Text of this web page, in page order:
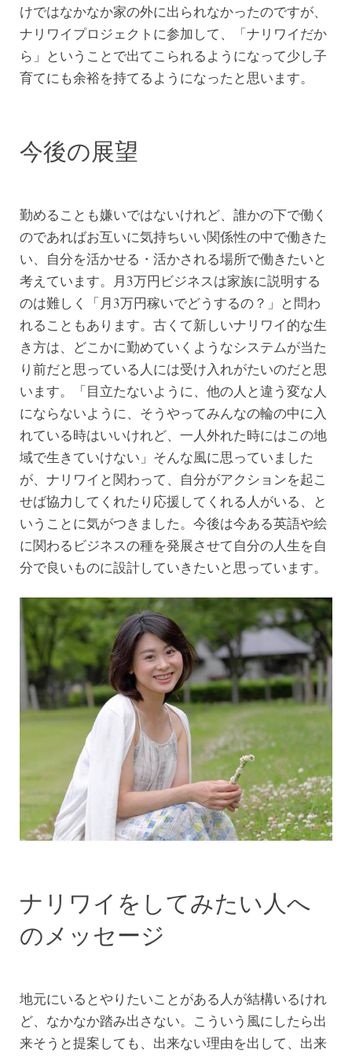
けではなかなか家の外に出られなかったのですが、
ナリワイプロジェクトに参加して、「ナリワイだか
ら」ということで出てこられるようになって少し子
育てにも余裕を持てるようになったと思います。
今後の展望
勤めることも嫌いではないけれど、誰かの下で働く
のであればお互いに気持ちいい関係性の中で働きた
い、自分を活かせる・活かされる場所で働きたいと
考えています。月3万円ビジネスは家族に説明する
のは難しく「月3万円稼いでどうするの？」と問わ
れることもあります。古くて新しいナリワイ的な生
き方は、どこかに勤めていくようなシステムが当た
り前だと思っている人には受け入れがたいのだと思
います。「目立たないように、他の人と違う変な人
にならないように、そうやってみんなの輪の中に入
れている時はいいけれど、一人外れた時にはこの地
域で生きていけない」そんな風に思っていました
が、ナリワイと関わって、自分がアクションを起こ
せば協力してくれたり応援してくれる人がいる、と
いうことに気がつきました。今後は今ある英語や絵
に関わるビジネスの種を発展させて自分の人生を自
分で良いものに設計していきたいと思っています。
ナリワイをしてみたい人へ
のメッセージ
地元にいるとやりたいことがある人が結構いるけれ
ど、なかなか踏み出さない。こういう風にしたら出
来そうと提案しても、出来ない理由を出して、出来